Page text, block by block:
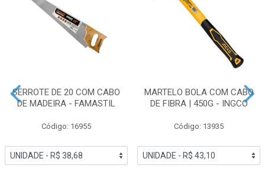
SERROTE DE 20 COM CABO
DE MADEIRA - FAMASTIL
Código: 16955
MARTELO BOLA COM CABO
DE FIBRA | 450G - INGCO
Código: 13935